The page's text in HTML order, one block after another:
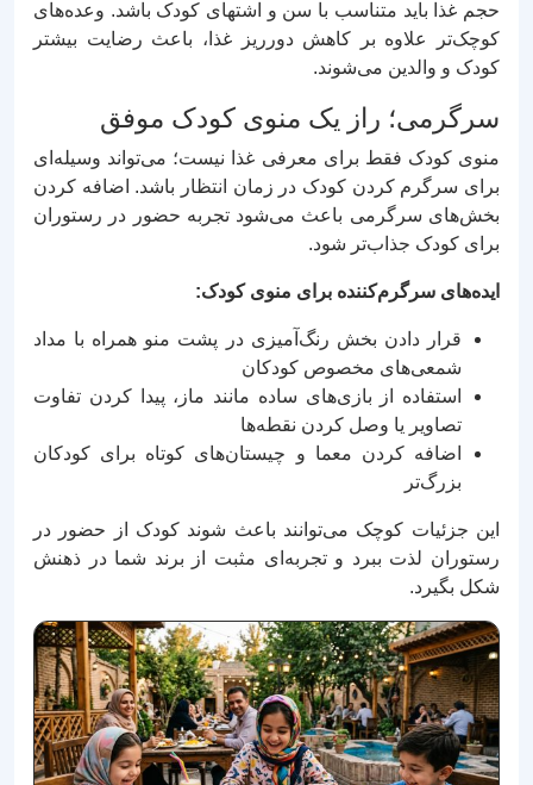
حجم غذا باید متناسب با سن و اشتهای کودک باشد. وعده‌های
کوچک‌تر علاوه بر کاهش دورریز غذا، باعث رضایت بیشتر
کودک و والدین می‌شوند.
سرگرمی؛ راز یک منوی کودک موفق
منوی کودک فقط برای معرفی غذا نیست؛ می‌تواند وسیله‌ای
برای سرگرم کردن کودک در زمان انتظار باشد. اضافه کردن
بخش‌های سرگرمی باعث می‌شود تجربه حضور در رستوران
برای کودک جذاب‌تر شود.
ایده‌های سرگرم‌کننده برای منوی کودک:
قرار دادن بخش رنگ‌آمیزی در پشت منو همراه با مداد
شمعی‌های مخصوص کودکان
استفاده از بازی‌های ساده مانند ماز، پیدا کردن تفاوت
تصاویر یا وصل کردن نقطه‌ها
اضافه کردن معما و چیستان‌های کوتاه برای کودکان
بزرگ‌تر
این جزئیات کوچک می‌توانند باعث شوند کودک از حضور در
رستوران لذت ببرد و تجربه‌ای مثبت از برند شما در ذهنش
شکل بگیرد.